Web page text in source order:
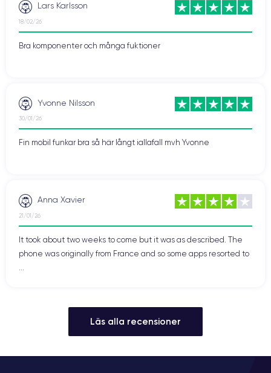
Lars Karlsson
18/02/26
Bra komponenter och många fuktioner
Yvonne Nilsson
30/01/26
Fin mobil funkar bra så här långt iallafall mvh Yvonne
Anna Xavier
21/01/26
It took about two weeks to come but it was as described. The
phone was originally from France and so some apps resorted to
Läs alla recensioner